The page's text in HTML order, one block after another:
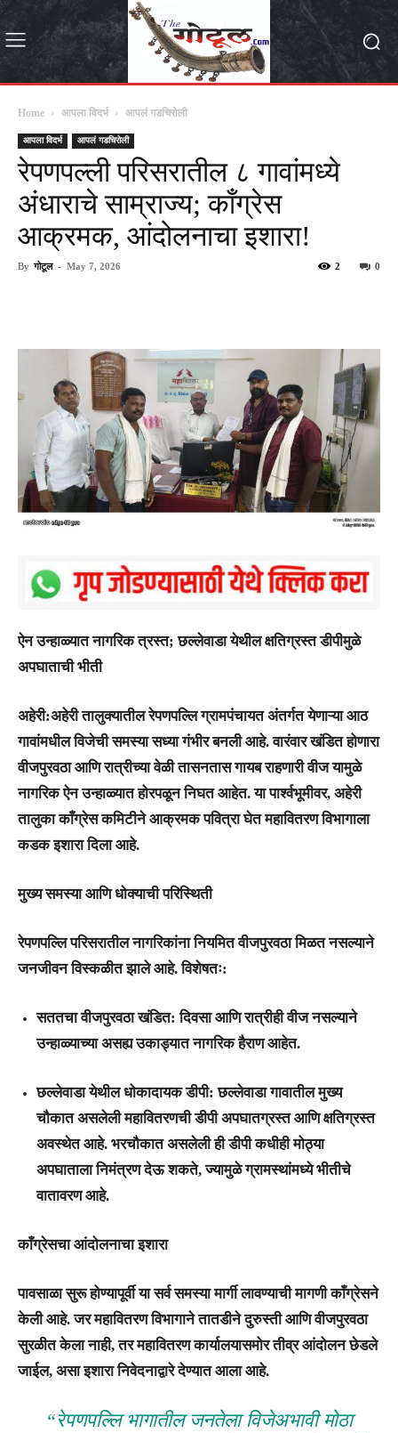
Home आपला विदर्भ आपलं गडचिरोली
आपला विदर्भ आपलं गडचिरोली
रेपणपल्ली परिसरातील ८ गावांमध्ये
अंधाराचे साम्राज्य; काँग्रेस
आक्रमक, आंदोलनाचा इशारा!
By गोटूल - May 7, 2026 0
2
ऐन उन्हाळ्यात नागरिक त्रस्त; छल्लेवाडा येथील क्षतिग्रस्त डीपीमुळे
अपघाताची भीती
अहेरी:अहेरी तालुक्यातील रेपणपल्लि ग्रामपंचायत अंतर्गत येणाऱ्या आठ
गावांमधील विजेची समस्या सध्या गंभीर बनली आहे. वारंवार खंडित होणारा
वीजपुरवठा आणि रात्रीच्या वेळी तासनतास गायब राहणारी वीज यामुळे
नागरिक ऐन उन्हाळ्यात होरपळून निघत आहेत. या पार्श्वभूमीवर, अहेरी
तालुका काँग्रेस कमिटीने आक्रमक पवित्रा घेत महावितरण विभागाला
कडक इशारा दिला आहे.
मुख्य समस्या आणि धोक्याची परिस्थिती
रेपणपल्लि परिसरातील नागरिकांना नियमित वीजपुरवठा मिळत नसल्याने
जनजीवन विस्कळीत झाले आहे. विशेषतः:
सततचा वीजपुरवठा खंडित: दिवसा आणि रात्रीही वीज नसल्याने
उन्हाळ्याच्या असह्य उकाड्यात नागरिक हैराण आहेत.
छल्लेवाडा येथील धोकादायक डीपी: छल्लेवाडा गावातील मुख्य
चौकात असलेली महावितरणची डीपी अपघातग्रस्त आणि क्षतिग्रस्त
अवस्थेत आहे. भरचौकात असलेली ही डीपी कधीही मोठ्या
अपघाताला निमंत्रण देऊ शकते, ज्यामुळे ग्रामस्थांमध्ये भीतीचे
वातावरण आहे.
काँग्रेसचा आंदोलनाचा इशारा
पावसाळा सुरू होण्यापूर्वी या सर्व समस्या मार्गी लावण्याची मागणी काँग्रेसने
केली आहे. जर महावितरण विभागाने तातडीने दुरुस्ती आणि वीजपुरवठा
सुरळीत केला नाही, तरमहावितरण कार्यालयासमोर तीव्र आंदोलन छेडले
जाईल, असा इशारा निवेदनाद्वारे देण्यात आला आहे.
“रेपणपल्लि भागातील जनतेला विजेअभावी मोठा